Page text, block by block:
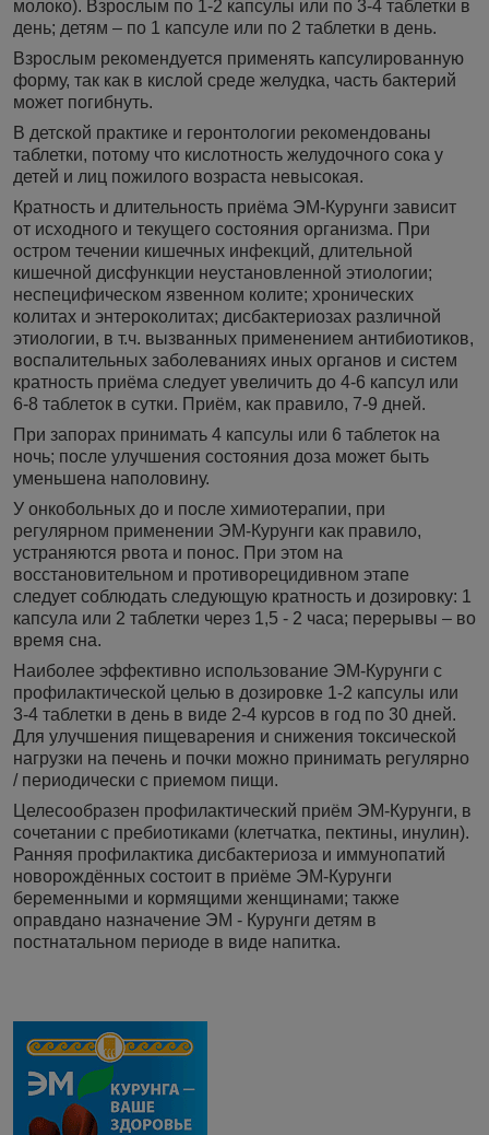
молоко). Взрослым по 1-2 капсулы или по 3-4 таблетки в
день; детям – по 1 капсуле или по 2 таблетки в день.
Взрослым рекомендуется применять капсулированную
форму, так как в кислой среде желудка, часть бактерий
может погибнуть.
В детской практике и геронтологии рекомендованы
таблетки, потому что кислотность желудочного сока у
детей и лиц пожилого возраста невысокая.
Кратность и длительность приёма ЭМ-Курунги зависит
от исходного и текущего состояния организма. При
остром течении кишечных инфекций, длительной
кишечной дисфункции неустановленной этиологии;
неспецифическом язвенном колите; хронических
колитах и энтероколитах; дисбактериозах различной
этиологии, в т.ч. вызванных применением антибиотиков,
воспалительных заболеваниях иных органов и систем
кратность приёма следует увеличить до 4-6 капсул или
6-8 таблеток в сутки. Приём, как правило, 7-9 дней.
При запорах принимать 4 капсулы или 6 таблеток на
ночь; после улучшения состояния доза может быть
уменьшена наполовину.
У онкобольных до и после химиотерапии, при
регулярном применении ЭМ-Курунги как правило,
устраняются рвота и понос. При этом на
восстановительном и противорецидивном этапе
следует соблюдать следующую кратность и дозировку: 1
капсула или 2 таблетки через 1,5 - 2 часа; перерывы – во
время сна.
Наиболее эффективно использование ЭМ-Курунги с
профилактической целью в дозировке 1-2 капсулы или
3-4 таблетки в день в виде 2-4 курсов в год по 30 дней.
Для улучшения пищеварения и снижения токсической
нагрузки на печень и почки можно принимать регулярно
/ периодически с приемом пищи.
Целесообразен профилактический приём ЭМ-Курунги, в
сочетании с пребиотиками (клетчатка, пектины, инулин).
Ранняя профилактика дисбактериоза и иммунопатий
новорождённых состоит в приёме ЭМ-Курунги
беременными и кормящими женщинами; также
оправдано назначение ЭМ - Курунги детям в
постнатальном периоде в виде напитка.